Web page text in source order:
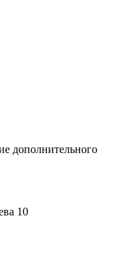
дополнительного
10